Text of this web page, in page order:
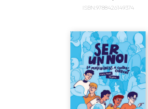
ISBN:9788426149374